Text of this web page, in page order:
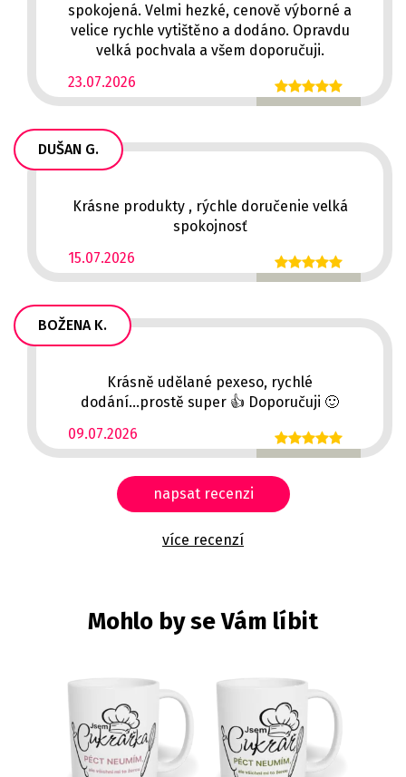
23.07.2026
spokojená. Velmi hezké, cenově výborné a
velice rychle vytištěno a dodáno. Opravdu
velká pochvala a všem doporučuji.
DUŠAN G.
15.07.2026
Krásne produkty , rýchle doručenie velká
spokojnosť
BOŽENA K.
09.07.2026
Krásně udělané pexeso, rychlé
dodání...prostě super 👍 Doporučuji 🙂
napsat recenzi
více recenzí
Mohlo by se Vám líbit